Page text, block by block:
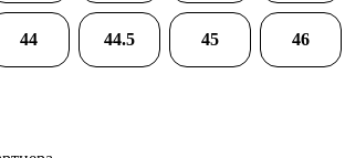
44 44.5 45 46